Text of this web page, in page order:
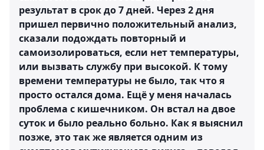
результат в срок до 7 дней. Через 2 дня
пришел первично положительный анализ,
сказали подождать повторный и
самоизолироваться, если нет температуры,
или вызвать службу при высокой. К тому
времени температуры не было, так что я
просто остался дома. Ещё у меня началась
проблема с кишечником. Он встал на двое
суток и было реально больно. Как я выяснил
позже, это так же является одним из